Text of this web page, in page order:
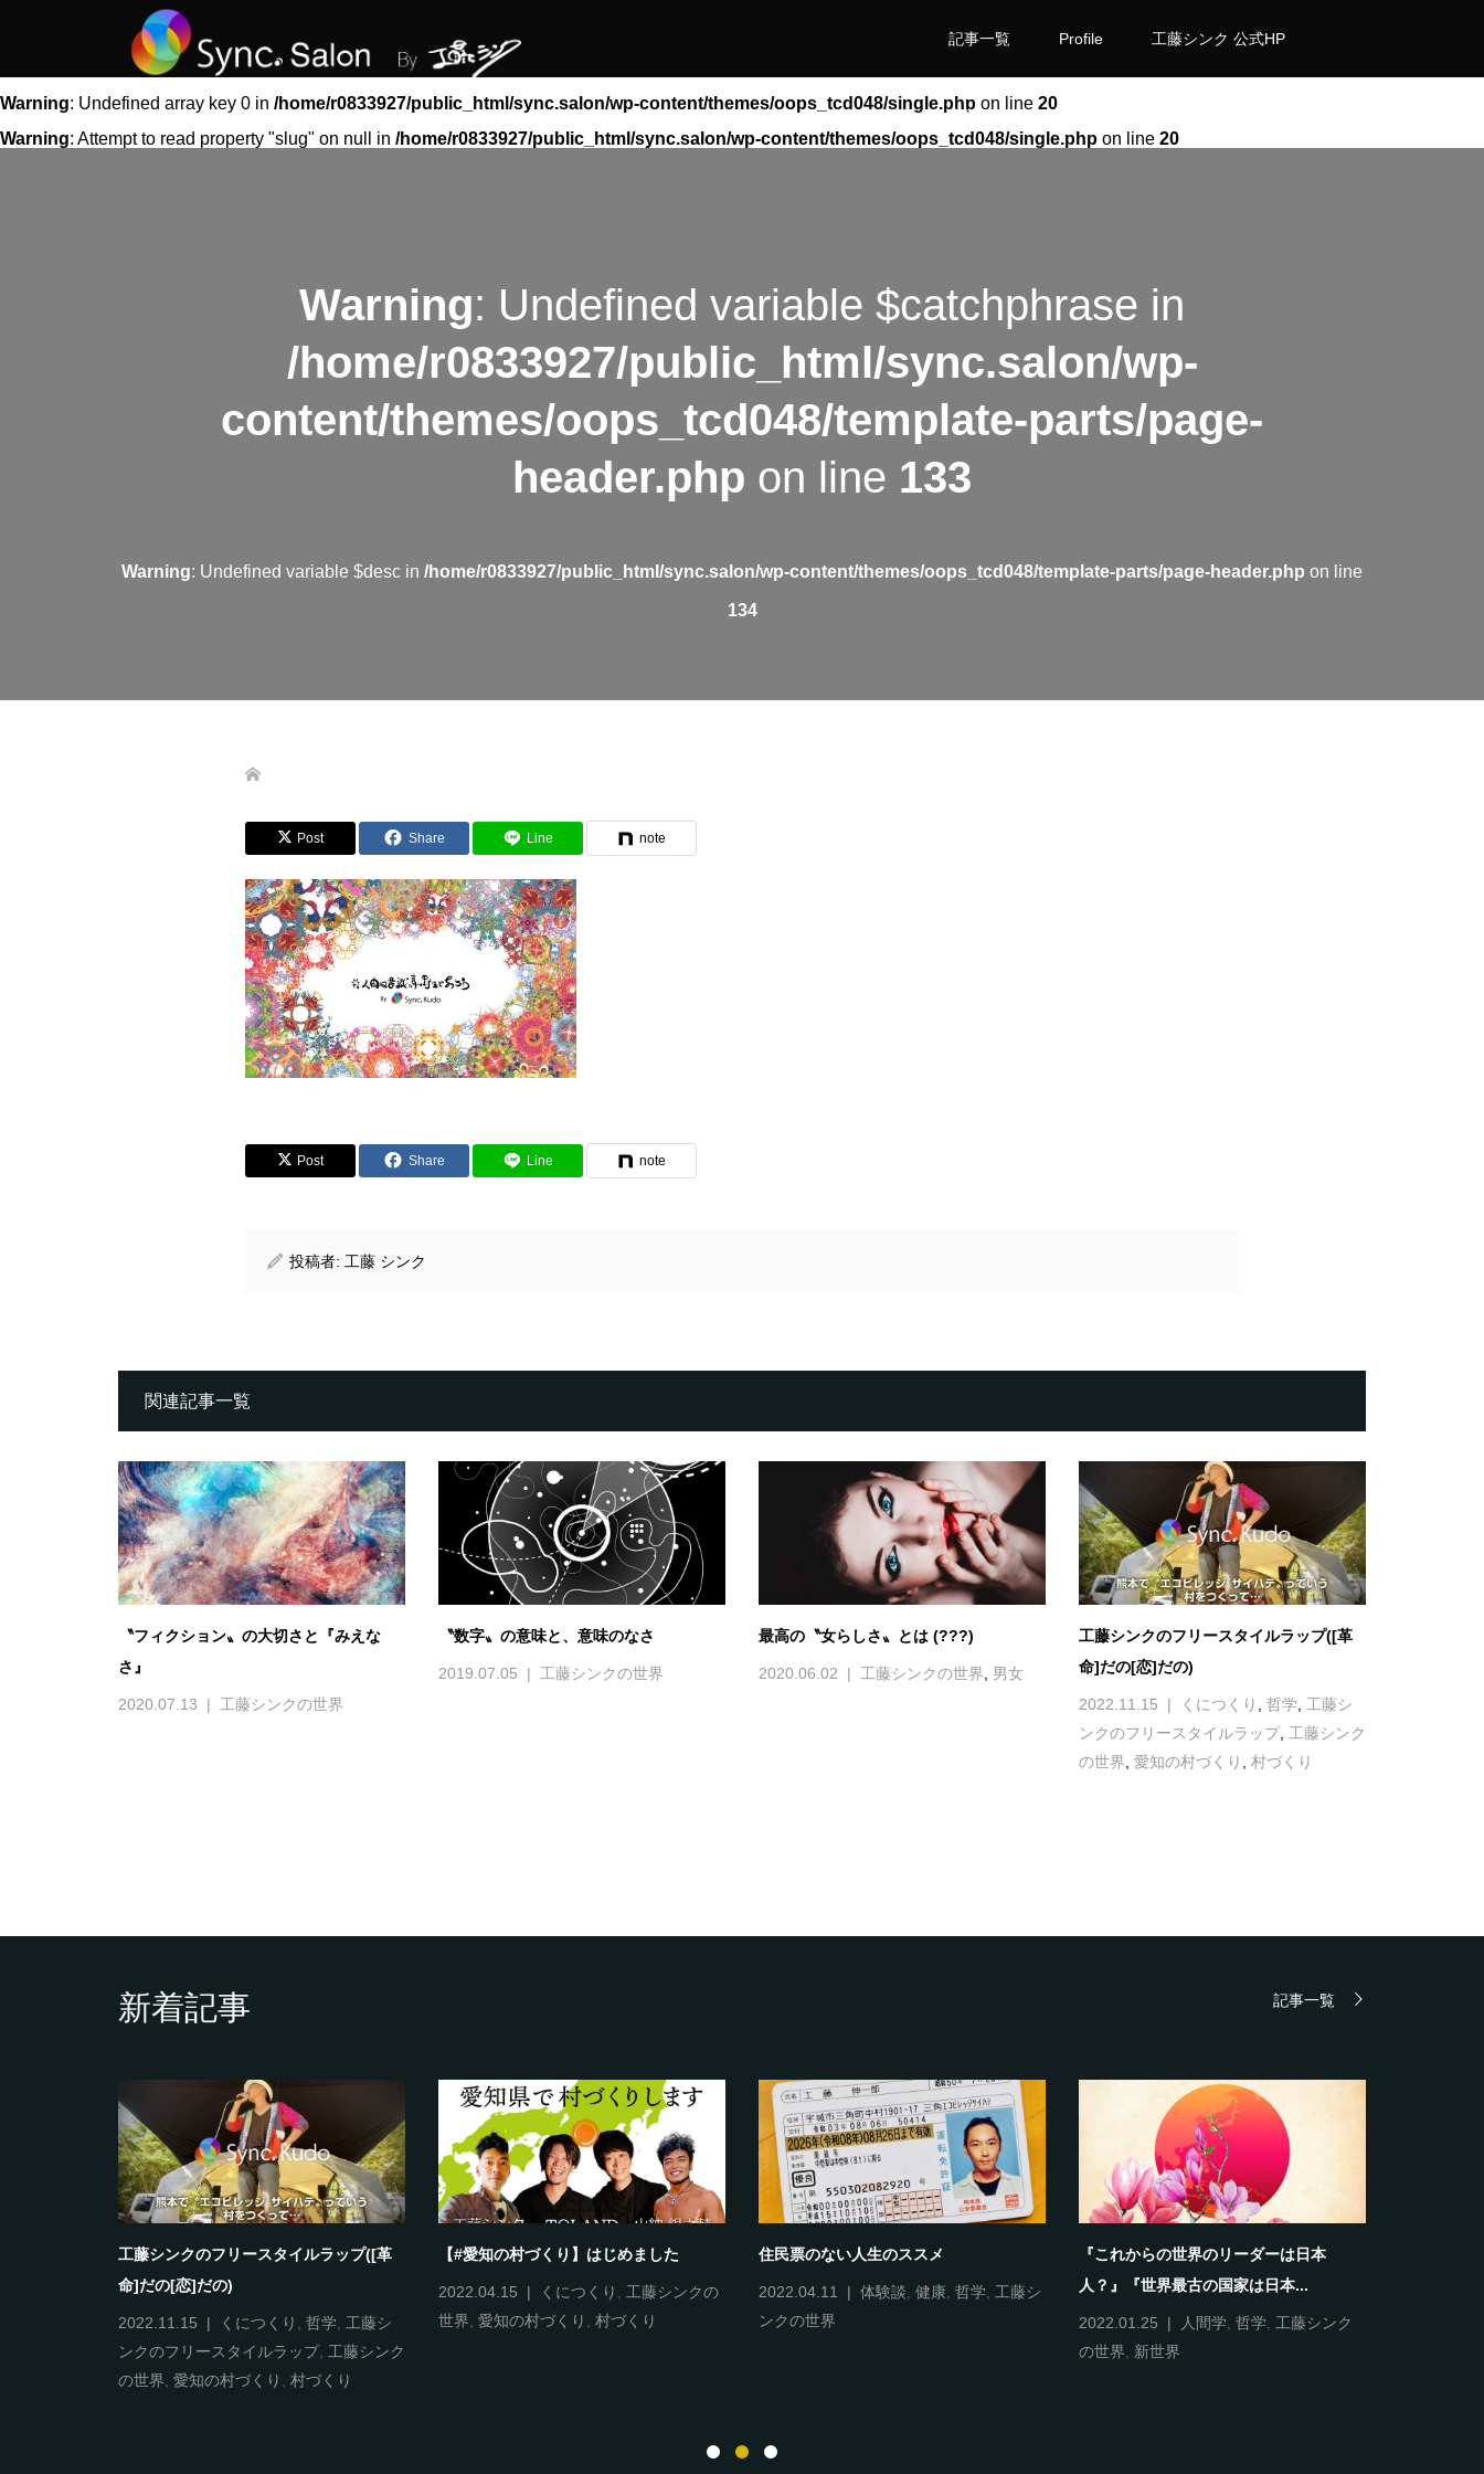
記事一覧 Profile 工藤シンク 公式HP
実験
Warning: Undefined array key 0 in /home/r0833927/public_html/sync.salon/wp-content/themes/oops_tcd048/single.php on line 20
Warning: Attempt to read property "slug" on null in /home/r0833927/public_html/sync.salon/wp-content/themes/oops_tcd048/single.php on line 20
Warning: Undefined variable $catchphrase in
/home/r0833927/public_html/sync.salon/wp-
content/themes/oops_tcd048/template-parts/page-
header.php on line 133
Warning: Undefined variable $desc in /home/r0833927/public_html/sync.salon/wp-content/themes/oops_tcd048/template-parts/page-header.php on line
134
Post Share Line note
Post Share Line note
投稿者: 工藤 シンク
関連記事一覧
〝フィクション〟の大切さと『みえな
さ』
2020.07.13 工藤シンクの世界
〝数字〟の意味と、意味のなさ
2019.07.05 工藤シンクの世界
最高の〝女らしさ〟とは (???)
2020.06.02 工藤シンクの世界 男女
工藤シンクのフリースタイルラップ([革
命]だの[恋]だの)
2022.11.15 くにつくり 哲学
工藤シ
ンクのフリースタイルラップ, 工藤シンク
の世界 愛知の村づくり 村づくり
新着記事 記事一覧
工藤シンクのフリースタイルラップ([革
命]だの[恋]だの)
2022.11.15 くにつくり 哲学 工藤シ
ンクのフリースタイルラップ, 工藤シンク
の世界 愛知の村づくり 村づくり
【#愛知の村づくり】はじめました
2022.04.15 くにつくり
工藤シンクの
世界 愛知の村づくり 村づくり
住民票のない人生のススメ
2022.04.11 体験談 健康, 哲学, 工藤シ
ンクの世界
『これからの世界のリーダーは日本
人？』『世界最古の国家は日本...
2022.01.25 人間学, 哲学, 工藤シンク
の世界
新世界